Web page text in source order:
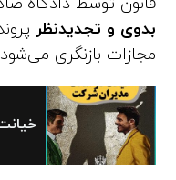
بدوی و تجدیدنظر
مجازات بازنگری